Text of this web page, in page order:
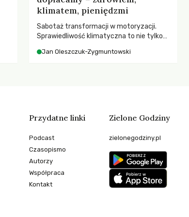
klimatem, pieniędzmi
Sabotaż transformacji w motoryzacji.
Sprawiedliwość klimatyczna to nie tylko
ponosi konsekwencje globalnego
Jan Oleszczuk-Zygmuntowski
Przydatne linki
Podcast
Czasopismo
Autorzy
Współpraca
Kontakt
Zielone Godziny
zielonegodziny.pl